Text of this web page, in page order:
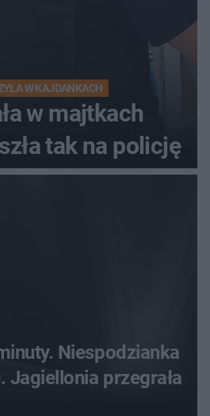
W KAJDANKACH
w majtkach
tak na policję
Niespodzianka
Jagiellonia przegrała